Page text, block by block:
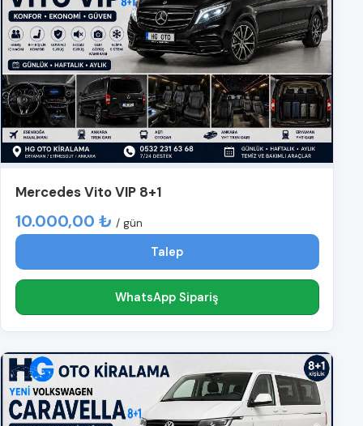
Mercedes Vito VIP 8+1
10.000,00 ₺ / gün
Talep
WhatsApp Sipariş